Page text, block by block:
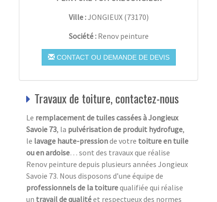
Ville :JONGIEUX(73170)
Société : Renov peinture
CONTACT OU DEMANDE DE DEVIS
Travaux de toiture, contactez-nous
Le remplacement de tuiles cassées à Jongieux
Savoie 73, la pulvérisation de produit hydrofuge,
le lavage haute-pressionde votre toiture en tuile
ou en ardoise… sont des travaux que réalise
Renov peinture depuis plusieurs années Jongieux
Savoie 73. Nous disposons d’une équipe de
professionnels de la toiturequalifiée qui réalise
un travail de qualitéet respectueux des normes